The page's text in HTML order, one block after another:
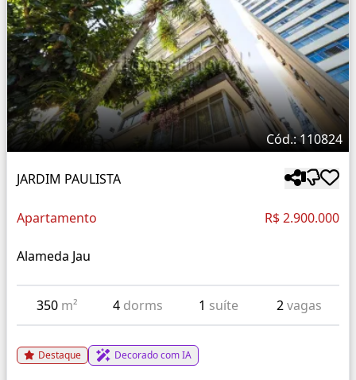
Cód.: 110824
JARDIM PAULISTA
Apartamento R$ 2.900.000
Alameda Jau
350 m² 4 dorms 1 suíte 2vagas
Destaque Decorado com IA